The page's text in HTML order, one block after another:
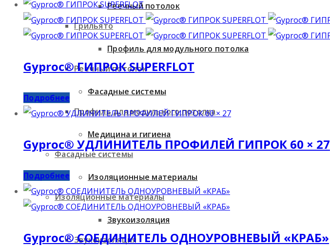
Грильято
Реечный потолок
Профиль для модульного потолка
Фасадные системы
Изоляционные материалы
Звукоизоляция
Реечный потолок
Профиль для модульного потолка
Фасадные системы
Медицина и гигиена
Изоляционные материалы
Звукоизоляция
Gyproc® ГИПРОК SUPERFLOT
Подробнее
Gyproc® УДЛИНИТЕЛЬ ПРОФИЛЕЙ ГИПРОК 60 × 27
Подробнее
Gyproc® СОЕДИНИТЕЛЬ ОДНОУРОВНЕВЫЙ «КРАБ»